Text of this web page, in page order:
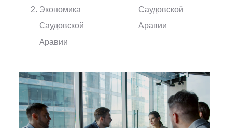
Экономика
Саудовской
Аравии
Саудовской
Аравии